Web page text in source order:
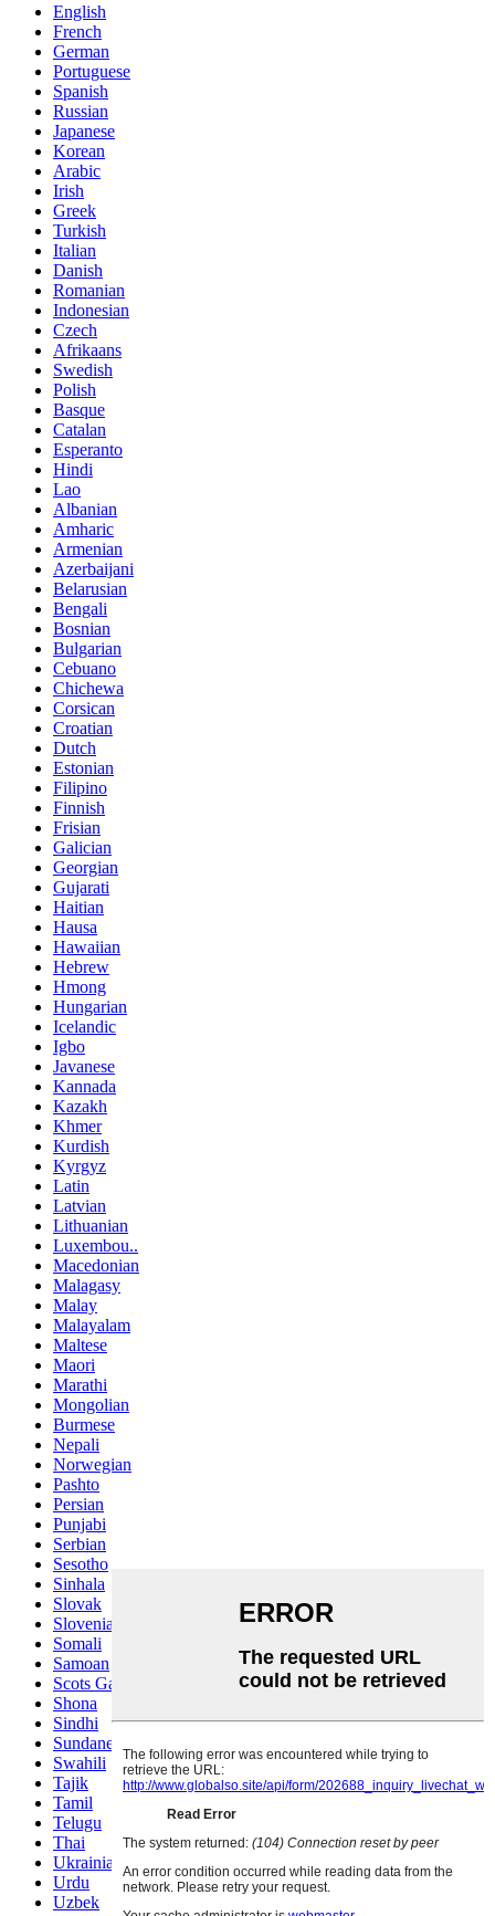
English
French
German
Portuguese
Spanish
Russian
Japanese
Korean
Arabic
Irish
Greek
Turkish
Italian
Danish
Romanian
Indonesian
Czech
Afrikaans
Swedish
Polish
Basque
Catalan
Esperanto
Hindi
Lao
Albanian
Amharic
Armenian
Azerbaijani
Belarusian
Bengali
Bosnian
Bulgarian
Cebuano
Chichewa
Corsican
Croatian
Dutch
Estonian
Filipino
Finnish
Frisian
Galician
Georgian
Gujarati
Haitian
Hausa
Hawaiian
Hebrew
Hmong
Hungarian
Icelandic
Igbo
Javanese
Kannada
Kazakh
Khmer
Kurdish
Kyrgyz
Latin
Latvian
Lithuanian
Luxembou..
Macedonian
Malagasy
Malay
Malayalam
Maltese
Maori
Marathi
Mongolian
Burmese
Nepali
Norwegian
Pashto
Persian
Punjabi
Serbian
Sesotho
Sinhala
Slovak
Slovenian
Somali
Samoan
Scots Gaelic
Shona
Sindhi
Sundanese
Swahili
Tajik
Tamil
Telugu
Thai
Ukrainian
Urdu
Uzbek